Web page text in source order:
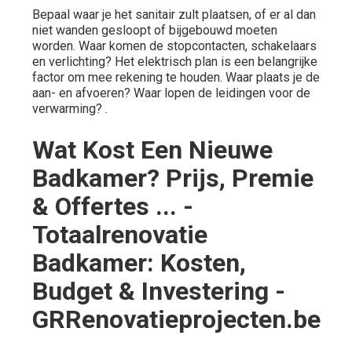
Bepaal waar je het sanitair zult plaatsen, of er al dan
niet wanden gesloopt of bijgebouwd moeten
worden. Waar komen de stopcontacten, schakelaars
en verlichting? Het elektrisch plan is een belangrijke
factor om mee rekening te houden. Waar plaats je de
aan- en afvoeren? Waar lopen de leidingen voor de
verwarming? .
Wat Kost Een Nieuwe
Badkamer? Prijs, Premie
& Offertes ... -
Totaalrenovatie
Badkamer: Kosten,
Budget & Investering -
GRRenovatieprojecten.be